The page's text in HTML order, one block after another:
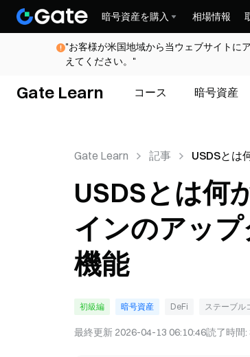
暗号資産を購入 相場情報
"お客様が米国地域から当ウェブサイトに
えてください。"
Gate Learn コース 暗号資産
Gate Learn 記事
USDSとは
ードロジッ
USDSとは何
インのアッ
機能
初級編 暗号資産 DeFi ステーブル
最終更新 2026-04-13 06:10:46読了時間: